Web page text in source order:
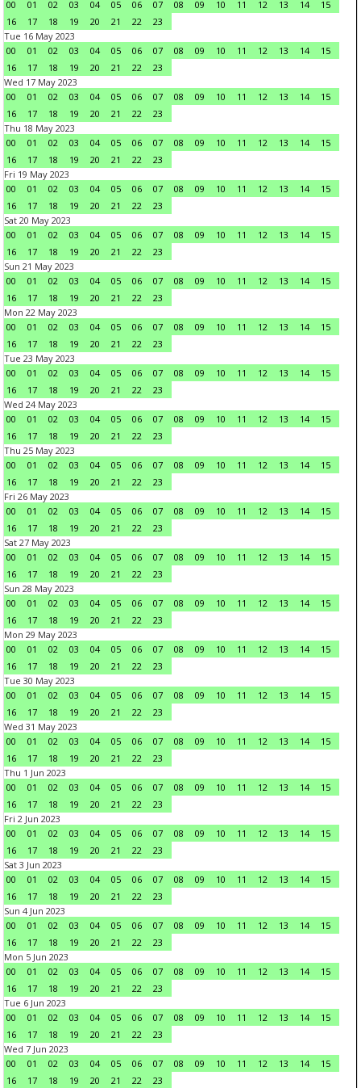
00 01 02 03 04 05 06 07 08 09 10 11 12 13 14
15
16
17 18 19 20 21 22
23
Tue 16 May 2023
00
01 02 03 04 05 06 07 08 09 10 11 12 13 14
15
16
17 18 19 20 21 22
23
Wed 17 May 2023
00
01 02 03 04 05 06 07 08 09 10 11 12 13 14
15
16
17 18 19 20 21 22
23
Thu 18 May 2023
00
01 02 03 04 05 06 07 08 09 10 11 12 13 14
15
16
17 18 19 20 21 22
23
Fri 19 May 2023
00
01 02 03 04 05 06 07 08 09 10 11 12 13 14
15
16
17 18 19 20 21 22
23
Sat 20 May 2023
00
01 02 03 04 05 06 07 08 09 10 11 12 13 14
15
16
17 18 19 20 21 22
23
Sun 21 May 2023
00
01 02 03 04 05 06 07 08 09 10 11 12 13 14
15
16
17 18 19 20 21 22
23
Mon 22 May 2023
00
01 02 03 04 05 06 07 08 09 10 11 12 13 14
15
16
17 18 19 20 21 22
23
Tue 23 May 2023
00
01 02 03 04 05 06 07 08 09 10 11 12 13 14
15
16
17 18 19 20 21 22
23
Wed 24 May 2023
00
01 02 03 04 05 06 07 08 09 10 11 12 13 14
15
16
17 18 19 20 21 22
23
Thu 25 May 2023
00
01 02 03 04 05 06 07 08 09 10 11 12 13 14
15
16
17 18 19 20 21 22
23
Fri 26 May 2023
00
01 02 03 04 05 06 07 08 09 10 11 12 13 14
15
16
17 18 19 20 21 22
23
Sat 27 May 2023
00
01 02 03 04 05 06 07 08 09 10 11 12 13 14
15
16
17 18 19 20 21 22
23
Sun 28 May 2023
00
01 02 03 04 05 06 07 08 09 10 11 12 13 14
15
16
17 18 19 20 21 22
23
Mon 29 May 2023
00
01 02 03 04 05 06 07 08 09 10 11 12 13 14
15
16
17 18 19 20 21 22
23
Tue 30 May 2023
00
01 02 03 04 05 06 07 08 09 10 11 12 13 14
15
16
17 18 19 20 21 22
23
Wed 31 May 2023
00
01 02 03 04 05 06 07 08 09 10 11 12 13 14
15
16
17 18 19 20 21 22
23
Thu 1 Jun 2023
00
01 02 03 04 05 06 07 08 09 10 11 12 13 14
15
16
17 18 19 20 21 22
23
Fri 2 Jun 2023
00
01 02 03 04 05 06 07 08 09 10 11 12 13 14
15
16
17 18 19 20 21 22
23
Sat 3 Jun 2023
00
01 02 03 04 05 06 07 08 09 10 11 12 13 14
15
16
17 18 19 20 21 22
23
Sun 4 Jun 2023
00
01 02 03 04 05 06 07 08 09 10 11 12 13 14
15
16
17 18 19 20 21 22
23
Mon 5 Jun 2023
00
01 02 03 04 05 06 07 08 09 10 11 12 13 14
15
16
17 18 19 20 21 22
23
Tue 6 Jun 2023
00
01 02 03 04 05 06 07 08 09 10 11 12 13 14
15
16
17 18 19 20 21 22
23
Wed 7 Jun 2023
00
01 02 03 04 05 06 07 08 09 10 11 12 13 14
15
16
17 18 19 20 21 22
23